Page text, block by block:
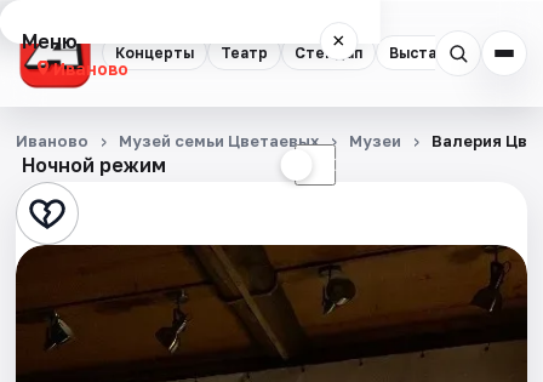
Концерты Театр Стендап Выставки Спорт
Меню ×
Иваново
Концерты
Театр
Стендап
Выставки
Спорт
Ночной режим ☾
Иваново Музей семьи Цветаевых Музеи Валерия